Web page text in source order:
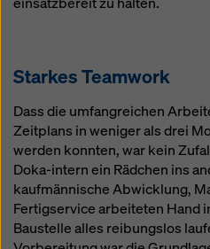
Starkes Teamwork
Dass die umfangreichen
Zeitplans in weniger als drei
werden konnten, war kein
Doka-intern ein Rädchen ins
kaufmännische Abwicklung,
Fertigservice arbeiteten Hand
Baustelle alles reibungslos